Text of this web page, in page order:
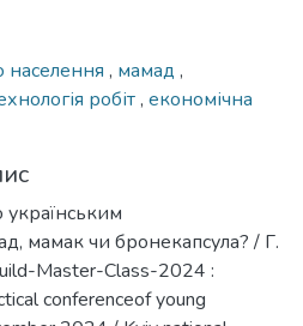
населення , мамад ,
робіт, економічна
мамак чи бронекапсула? / Г.
Master-Class-2024 :
conferenceof young